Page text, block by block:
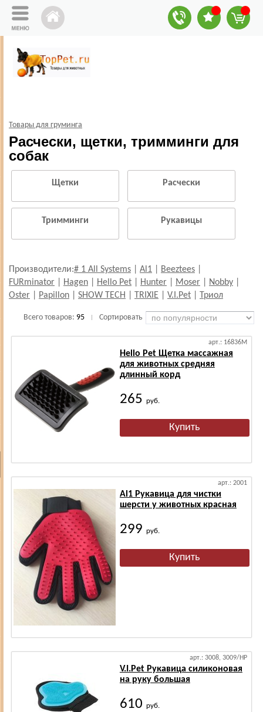
Товары для груминга
Расчески, щетки, тримминги для
собак
Щетки Расчески
Тримминги Рукавицы
Производители:# 1 All Systems Al1 Beeztees
FURminator
Hagen Hello Pet Hunter Moser Nobby
Oster
Papillon SHOW TECH TRIXIE V.I.Pet Триол
Всего товаров: 95 Сортировать
арт.: 16836M
Hello Pet Щетка массажная
для животных средняя
длинный корд
265 руб.
арт.: 2001
Al1 Рукавица для чистки
шерсти у животных красная
299 руб.
арт.: 3008, 3009/HP
V.I.Pet Рукавица силиконовая
на руку большая
610 руб.